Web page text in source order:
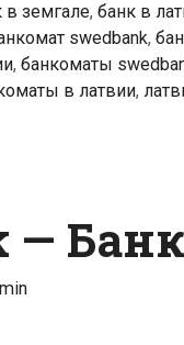
в земгале, банк в
swedbank,
, банкоматы
в латвии,
—